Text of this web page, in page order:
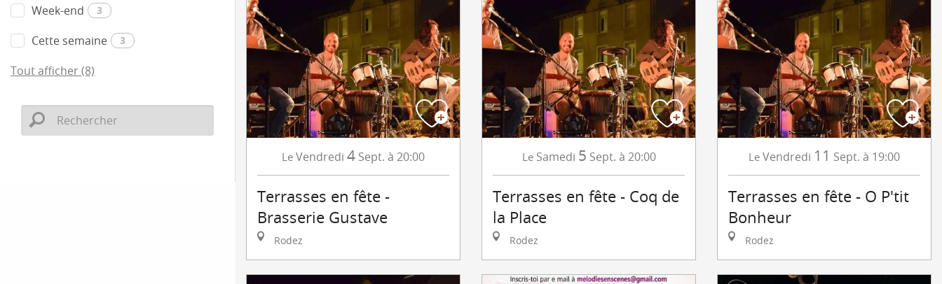
Week-end 3
Cette semaine 3
Tout afficher (8)
Le Vendredi 4 Sept. à 20:00
Terrasses en fête -
Brasserie Gustave
Rodez
Le Samedi 5 Sept. à 20:00
Terrasses en fête - Coq de
la Place
Rodez
Le Vendredi 11 Sept. à 19:00
Terrasses en fête - O P'tit
Bonheur
Rodez